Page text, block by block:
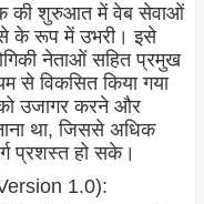
की शुरुआत में वेब सेवाओं
के रूप में उभरी। इसे
नेताओं सहित प्रमुख
से विकसित किया गया
उजागर करने और
था, जिससे अधिक
प्रशस्त हो सके।
1.0):